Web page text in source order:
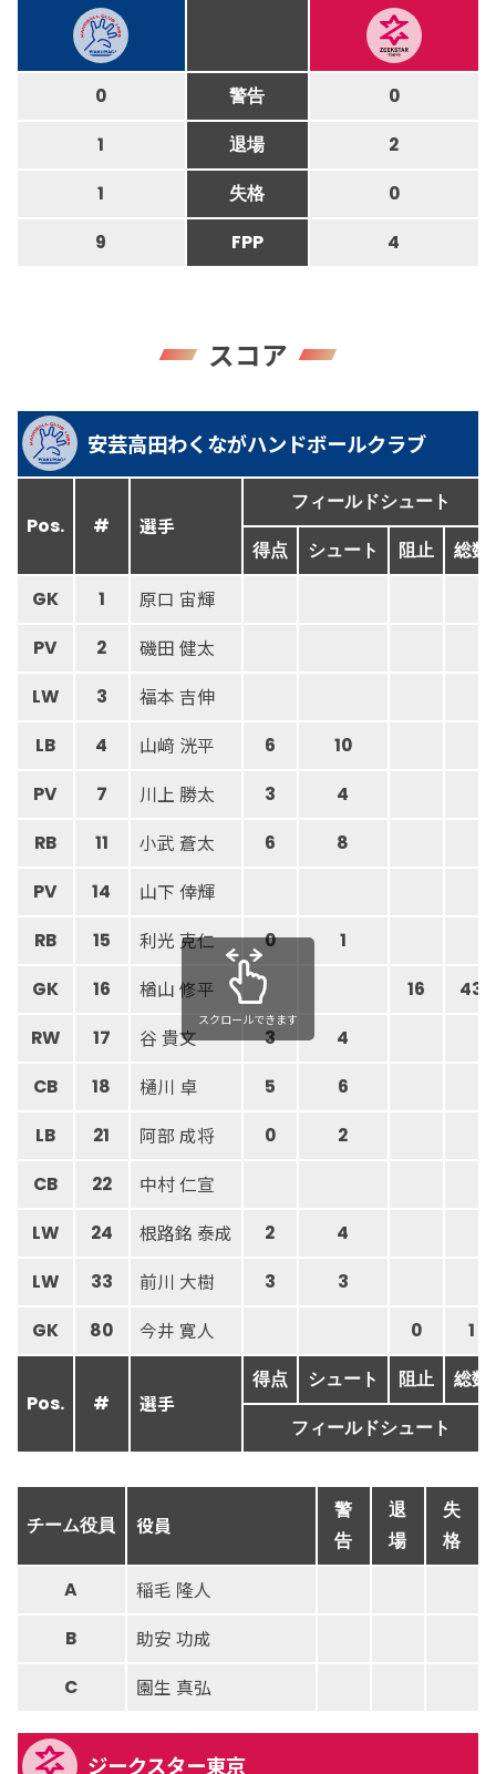
0 警告 0
1 退場 2
1 失格 0
9 FPP 4
スコア
安芸高田わくながハンドボールクラブ
Pos. # 選手
フィールドシュート
得点 シュート 阻止 総数
GK 1 原口 宙輝
PV 2 磯田 健太
LW 3 福本 吉伸
LB 4 山﨑 洸平 6 10
PV 7 川上 勝太 3 4
RB 11 小武 蒼太 6 8
PV 14 山下 倖輝
RB 15 利光 克仁 0 1
GK 16 楢山 修平 16 43
RW 17 谷 貴文 3 4
CB 18 樋川 卓 5 6
LB 21 阿部 成将 0 2
CB 22 中村 仁宣
LW 24 根路銘 泰成 2 4
LW 33 前川 大樹 3 3
GK 80 今井 寛人 0 1
Pos. # 選手
得点 シュート 阻止 総数
フィールドシュート
スクロールできます
チーム役員 役員
警
告
退
場
失
格
A 稲毛 隆人
B 助安 功成
C 園生 真弘
ジークスター東京